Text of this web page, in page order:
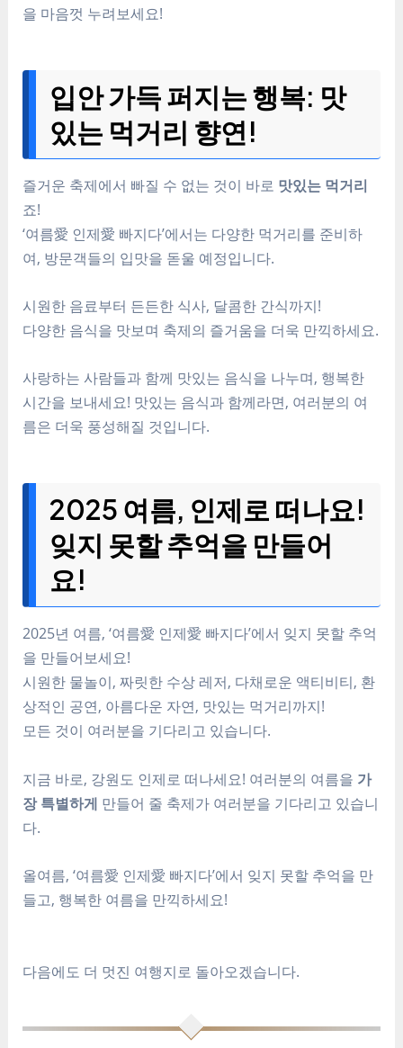
을 마음껏 누려보세요!
입안 가득 퍼지는 행복: 맛
있는 먹거리 향연!
즐거운 축제에서 빠질 수 없는 것이 바로 맛있는 먹거리
죠!
‘여름愛 인제愛 빠지다’에서는 다양한 먹거리를 준비하
여, 방문객들의 입맛을 돋울 예정입니다.
시원한 음료부터 든든한 식사, 달콤한 간식까지!
다양한 음식을 맛보며 축제의 즐거움을 더욱 만끽하세요.
사랑하는 사람들과 함께 맛있는 음식을 나누며, 행복한
시간을 보내세요! 맛있는 음식과 함께라면, 여러분의 여
름은 더욱 풍성해질 것입니다.
2025 여름, 인제로 떠나요!
잊지 못할 추억을 만들어
요!
2025년 여름, ‘여름愛 인제愛 빠지다’에서 잊지 못할 추억
을 만들어보세요!
시원한 물놀이, 짜릿한 수상 레저, 다채로운 액티비티, 환
상적인 공연, 아름다운 자연, 맛있는 먹거리까지!
모든 것이 여러분을 기다리고 있습니다.
지금 바로, 강원도 인제로 떠나세요! 여러분의 여름을 가
장 특별하게 만들어 줄 축제가 여러분을 기다리고 있습니
다.
올여름, ‘여름愛 인제愛 빠지다’에서 잊지 못할 추억을 만
들고, 행복한 여름을 만끽하세요!
다음에도 더 멋진 여행지로 돌아오겠습니다.